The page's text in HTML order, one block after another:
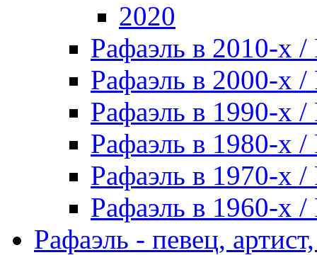
2020
Рафаэль в 2010-х /
Рафаэль в 2000-х /
Рафаэль в 1990-х /
Рафаэль в 1980-х /
Рафаэль в 1970-х /
Рафаэль в 1960-х /
Рафаэль - певец,